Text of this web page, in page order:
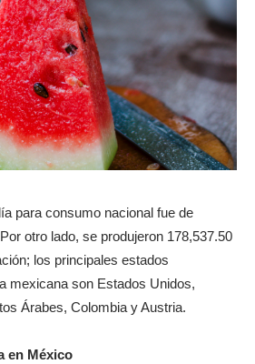
para consumo nacional fue de
otro lado, se produjeron 178,537.50
los principales estados
mexicana son Estados Unidos,
Árabes, Colombia y Austria.
en México